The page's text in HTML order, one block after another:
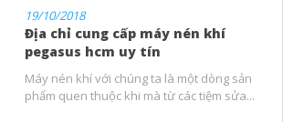
19/10/2018
Địa chỉ cung cấp máy nén khí
pegasus hcm uy tín
Máy nén khí với chúng ta là một dòng sản
phẩm quen thuộc khi mà từ các tiệm sửa...